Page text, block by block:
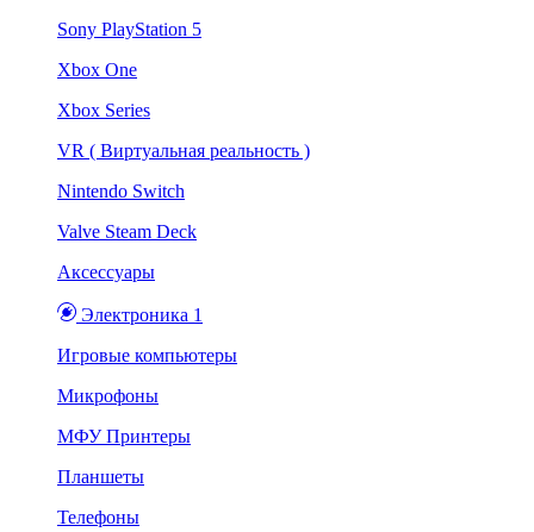
Sony PlayStation 5
Xbox One
Xbox Series
VR ( Виртуальная реальность )
Nintendo Switch
Valve Steam Deck
Аксессуары
Электроника 1
Игровые компьютеры
Микрофоны
МФУ Принтеры
Планшеты
Телефоны